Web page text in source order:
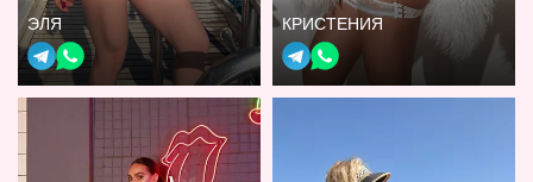
ЭЛЯ КРИСТЕНИЯ